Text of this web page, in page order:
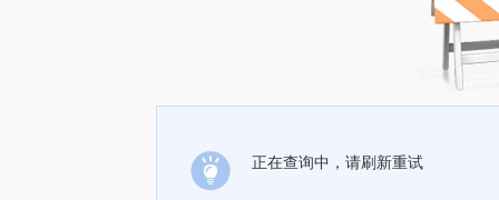
正在查询中，请刷新重试